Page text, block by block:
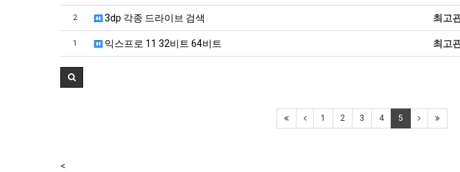
2 3dp 각종 드라이브 검색 최고
1 익스프로 11 32비트 64비트 최고
1 2 3 4 5
<